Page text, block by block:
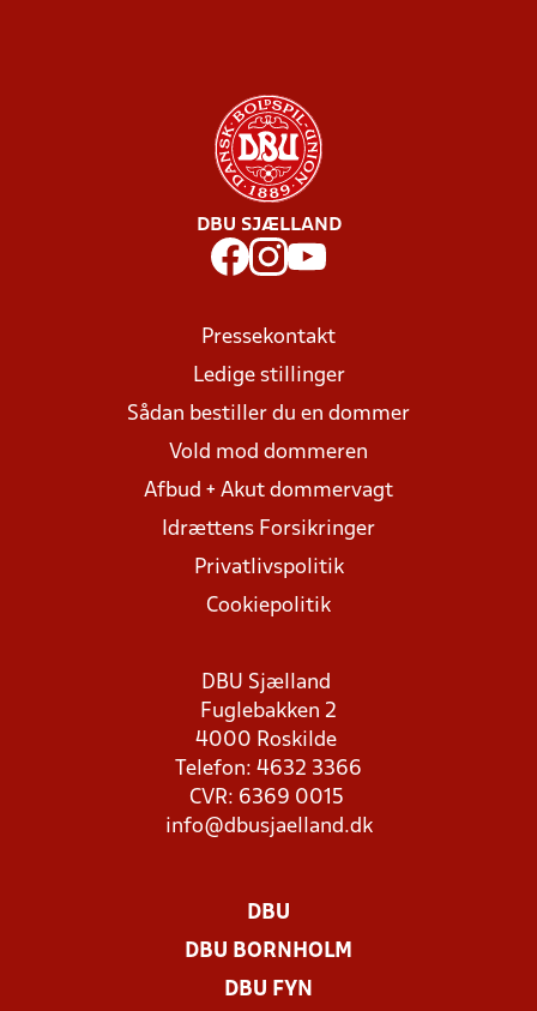
DBU SJÆLLAND
Pressekontakt
Ledige stillinger
Sådan bestiller du en dommer
Vold mod dommeren
Afbud + Akut dommervagt
Idrættens Forsikringer
Privatlivspolitik
Cookiepolitik
DBU Sjælland
Fuglebakken 2
4000 Roskilde
Telefon: 4632 3366
CVR: 6369 0015
info@dbusjaelland.dk
DBU
DBU BORNHOLM
DBU FYN